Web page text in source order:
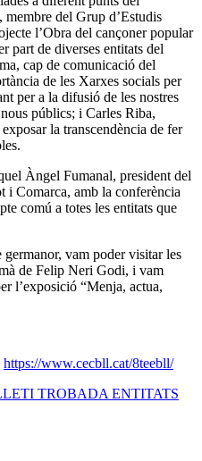
del Grup d’Estudis
l’Obra del cançoner popular
part de diverses entitats del
cap de comunicació del
de les Xarxes socials per
per a la difusió de les nostres
públics; i Carles Riba,
la transcendència de fer
Àngel Fumanal, president del
i Comarca, amb la conferència
comú a totes les entitats que
vam poder visitar les
de Felip Neri Godi, i vam
l’exposició “Menja, actua,
https://www.cecbll.cat/8teebll/
TROBADA ENTITATS